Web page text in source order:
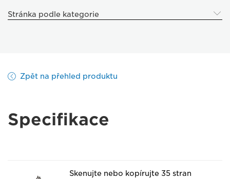
Stránka podle kategorie
Zpět na přehled produktu
Specifikace
Skenujte nebo kopírujte 35 stran